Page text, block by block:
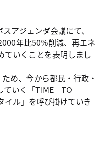
アジェンダ会議にて、
年比50％削減、再エネ
ていくことを表明しまし
め、今から都民・行政・
ていく「TIME TO
ル」を呼び掛けていき